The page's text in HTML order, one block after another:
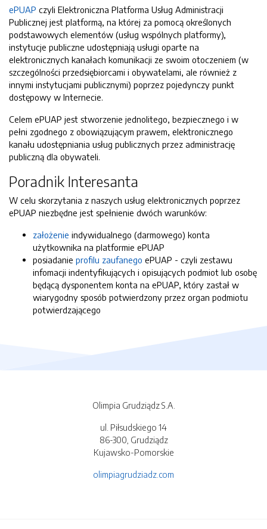
ePUAP czyli Elektroniczna Platforma Usług Administracji
Publicznej jest platformą, na której za pomocą określonych
podstawowych elementów (usług wspólnych platformy),
instytucje publiczne udostępniają usługi oparte na
elektronicznych kanałach komunikacji ze swoim otoczeniem (w
szczególności przedsiębiorcami i obywatelami, ale również z
innymi instytucjami publicznymi) poprzez pojedynczy punkt
dostępowy w Internecie.
Celem ePUAP jest stworzenie jednolitego, bezpiecznego i w
pełni zgodnego z obowiązującym prawem, elektronicznego
kanału udostępniania usług publicznych przez administrację
publiczną dla obywateli.
Poradnik Interesanta
W celu skorzytania z naszych usług elektronicznych poprzez
ePUAP niezbędne jest spełnienie dwóch warunków:
założenie indywidualnego (darmowego) konta
użytkownika na platformie ePUAP
posiadanie profilu zaufanego ePUAP - czyli zestawu
infomacji indentyfikujących i opisujących podmiot lub osobę
będącą dysponentem konta na ePUAP, który zastał w
wiarygodny sposób potwierdzony przez organ podmiotu
potwierdzającego
Olimpia Grudziądz S.A.
ul. Piłsudskiego 14
86-300, Grudziądz
Kujawsko-Pomorskie
olimpiagrudziadz.com